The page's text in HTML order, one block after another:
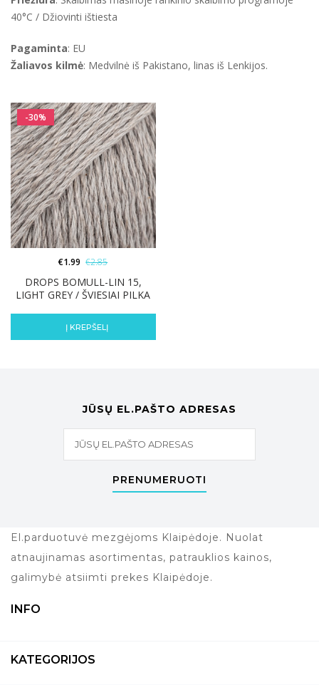
40°C / Džiovinti ištiesta
Pagaminta: EU
Žaliavos kilmė: Medvilnė iš Pakistano, linas iš Lenkijos.
-30%
DROPS BOMULL-LIN 15,
LIGHT GREY / ŠVIESIAI PILKA
€1.99 €2.85
Į KREPŠELĮ
JŪSŲ EL.PAŠTO ADRESAS
PRENUMERUOTI
El.parduotuvė mezgėjoms Klaipėdoje. Nuolat
atnaujinamas asortimentas, patrauklios kainos,
galimybė atsiimti prekes Klaipėdoje.
INFO
KATEGORIJOS